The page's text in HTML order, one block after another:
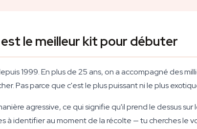
le meilleur kit pour débuter
1999. En plus de 25 ans, on a accompagné des
Pas parce que c'est le plus puissant ni le plus
agressive, ce qui signifie qu'il prend le dessus
à identifier au moment de la récolte — tu cherches le